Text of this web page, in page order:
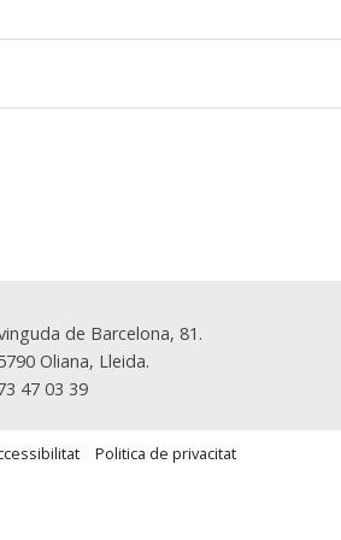
de Barcelona, 81.
Oliana, Lleida.
47 03 39
Politica de privacitat